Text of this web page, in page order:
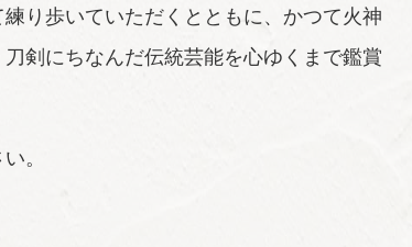
り歩いていただくとともに、かつて火神
剣にちなんだ伝統芸能を心ゆくまで鑑賞
。